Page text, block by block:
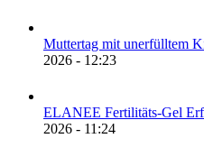
Mut­ter­tag mit uner­füll­tem
2026 - 12:23
ELANEE Fer­ti­li­täts-Gel
2026 - 11:24